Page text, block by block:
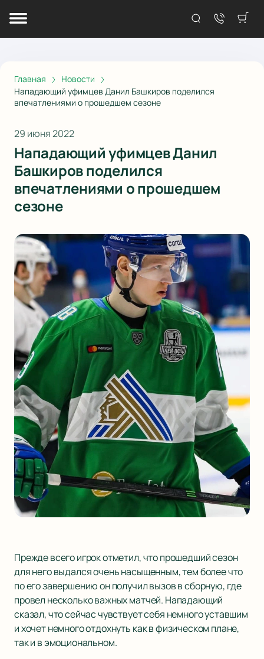
Главная
Новости
Нападающий уфимцев Данил Башкиров поделился
впечатлениями о прошедшем сезоне
29 июня 2022
Нападающий уфимцев Данил
Башкиров поделился
впечатлениями о прошедшем
сезоне
Прежде всего игрок отметил, что прошедший сезон
для него выдался очень насыщенным, тем более что
по его завершению он получил вызов в сборную, где
провел несколько важных матчей. Нападающий
сказал, что сейчас чувствует себя немного уставшим
и хочет немного отдохнуть как в физическом плане,
так и в эмоциональном.